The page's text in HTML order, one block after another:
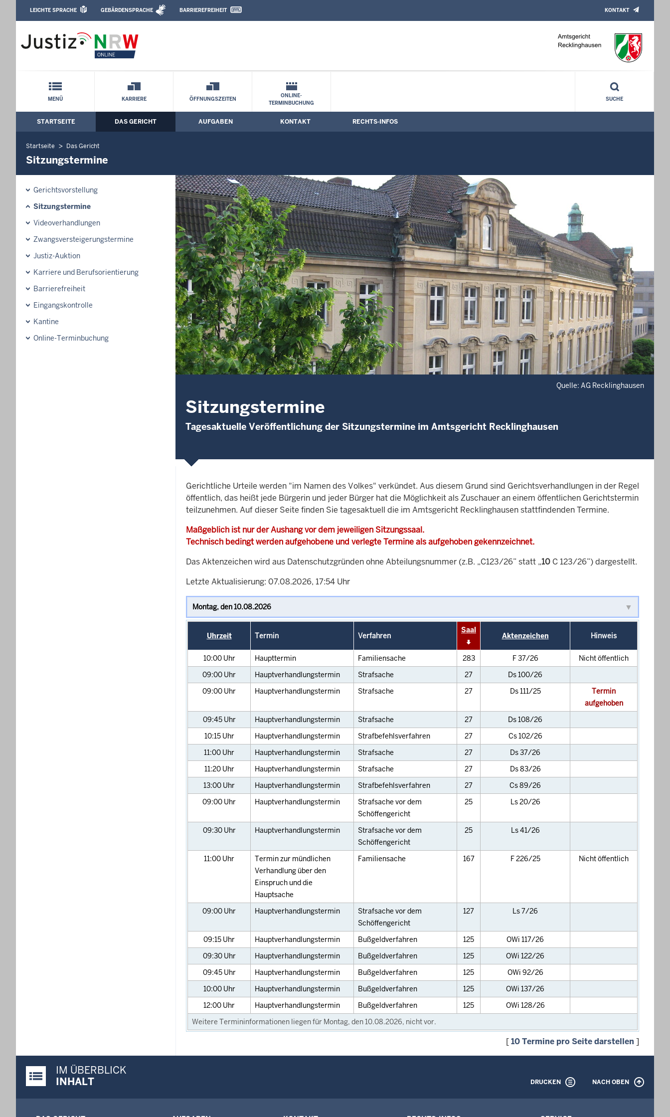
Amtsgericht Recklinghausen: Sitzungstermine
Leichte Sprache, Gebärdensprachenvideo und Kontaktformular
LEICHTE SPRACHE GEBÄRDENSPRACHE BARRIEREFREIHEIT KONTAKT
Schnellnavigation mit Volltext-Suche
MENÜ KARRIERE ÖFFNUNGSZEITEN
ONLINE-
TERMINBUCHUNG
SUCHE
Hauptmenü: Hauptnavigation
STARTSEITE DAS GERICHT AUFGABEN KONTAKT RECHTS-INFOS
Startseite Das Gericht
Sitzungstermine
Gerichtsvorstellung
Sitzungstermine
Videoverhandlungen
Zwangsversteigerungstermine
Justiz-Auktion
Karriere und Berufsorientierung
Barrierefreiheit
Eingangskontrolle
Kantine
Online-Terminbuchung
Quelle: AG Recklinghausen
Sitzungstermine
Tagesaktuelle Veröffentlichung der Sitzungstermine im Amtsgericht Recklinghausen
Gerichtliche Urteile werden "im Namen des Volkes" verkündet. Aus diesem Grund sind Gerichtsverhandlungen in der Regel
öffentlich, das heißt jede Bürgerin und jeder Bürger hat die Möglichkeit als Zuschauer an einem öffentlichen Gerichtstermin
teilzunehmen. Auf dieser Seite finden Sie tagesaktuell die im Amtsgericht Recklinghausen stattfindenden Termine.
Maßgeblich ist nur der Aushang vor dem jeweiligen Sitzungssaal.
Technisch bedingt werden aufgehobene und verlegte Termine als aufgehoben gekennzeichnet.
Das Aktenzeichen wird aus Datenschutzgründen ohne Abteilungsnummer (z.B. „C123/26” statt „10 C 123/26”) dargestellt.
Letzte Aktualisierung: 07.08.2026, 17:54 Uhr
Uhrzeit Termin Verfahren
Saal
Aktenzeichen Hinweis
10:00 Uhr Haupttermin Familiensache 283 F 37/26
Nicht öffentlich
09:00 Uhr Hauptverhandlungstermin Strafsache 27
Ds 100/26
09:00 Uhr Hauptverhandlungstermin Strafsache 27 Ds 111/25
Termin
aufgehoben
09:45 Uhr Hauptverhandlungstermin Strafsache 27
Ds 108/26
10:15 Uhr Hauptverhandlungstermin Strafbefehlsverfahren 27
Cs 102/26
11:00 Uhr Hauptverhandlungstermin Strafsache 27
Ds 37/26
11:20 Uhr Hauptverhandlungstermin Strafsache 27
Ds 83/26
13:00 Uhr Hauptverhandlungstermin Strafbefehlsverfahren 27
Cs 89/26
09:00 Uhr Hauptverhandlungstermin
Strafsache vor dem
Schöffengericht
25 Ls 20/26
09:30 Uhr Hauptverhandlungstermin
Strafsache vor dem
Schöffengericht
25 Ls 41/26
11:00 Uhr
Termin zur mündlichen
Verhandlung über den
Einspruch und die
Hauptsache
Familiensache 167 F 226/25 Nicht öffentlich
09:00 Uhr Hauptverhandlungstermin
Strafsache vor dem
Schöffengericht
127 Ls 7/26
09:15 Uhr Hauptverhandlungstermin Bußgeldverfahren 125
OWi 117/26
09:30 Uhr Hauptverhandlungstermin Bußgeldverfahren 125
OWi 122/26
09:45 Uhr Hauptverhandlungstermin Bußgeldverfahren 125
OWi 92/26
10:00 Uhr Hauptverhandlungstermin Bußgeldverfahren 125
OWi 137/26
12:00 Uhr Hauptverhandlungstermin Bußgeldverfahren 125
OWi 128/26
Weitere Termininformationen liegen für Montag, den 10.08.2026, nicht vor.
[10 Termine pro Seite darstellen ]
Justiz-Portal im Überblick:
IM ÜBERBLICK
INHALT
DRUCKEN NACH OBEN